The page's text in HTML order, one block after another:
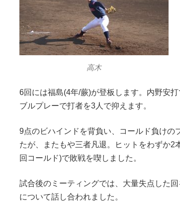
高木
6回には福島(4年/蕨)が登板します。内野安
ブルプレーで打者を3人で抑えます。
9点のビハインドを背負い、コールド負けの
たが、またもや三者凡退。ヒットをわずか2
回コールド)で敗戦を喫しました。
試合後のミーティングでは、大量失点した
について話し合われました。